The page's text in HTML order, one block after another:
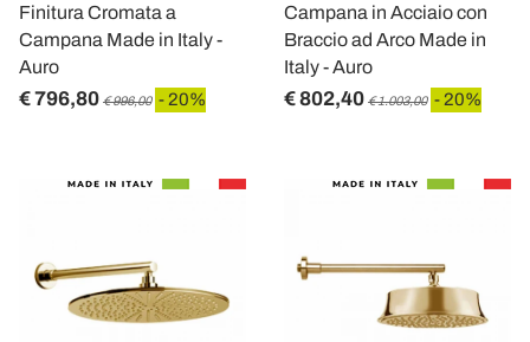
Finitura Cromata a
Campana Made in Italy -
Auro
€ 796,80 € 996,00 - 20%
Campana in Acciaio con
Braccio ad Arco Made in
Italy - Auro
€ 802,40 € 1.003,00 - 20%